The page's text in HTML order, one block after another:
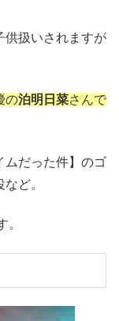
供扱いされますが
の泊明日菜さんで
ムだった件】のゴ
ど。
。